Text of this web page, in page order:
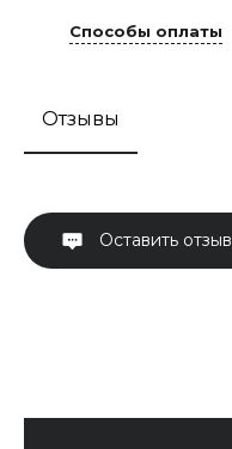
Способы оплаты
Отзывы
Оставить отзыв